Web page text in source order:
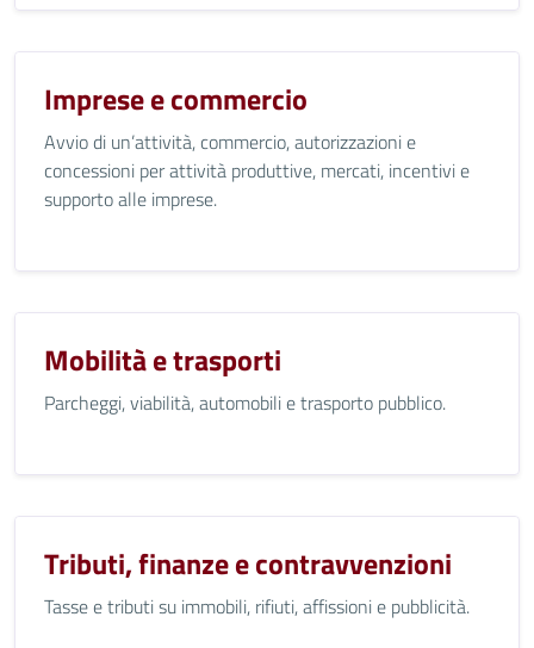
Imprese e commercio
Avvio di un’attività, commercio, autorizzazioni e
concessioni per attività produttive, mercati, incentivi e
supporto alle imprese.
Mobilità e trasporti
Parcheggi, viabilità, automobili e trasporto pubblico.
Tributi, finanze e contravvenzioni
Tasse e tributi su immobili, rifiuti, affissioni e pubblicità.